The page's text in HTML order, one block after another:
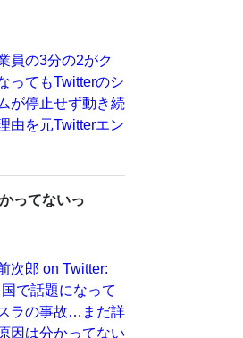
ってないっ